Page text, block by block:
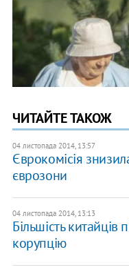
ЧИТАЙТЕ ТАКОЖ
04 листопада 2014, 13:57
Єврокомісія
єврозони
04 листопада 2014, 13:13
Більшість китайців
корупцію